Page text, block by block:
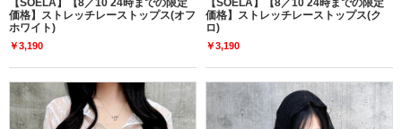
【SOELA】【8／10 24時までの限定
価格】ストレッチレーストップス(オフ
ホワイト)
￥3,190
【SOELA】【8／10 24時までの限定
価格】ストレッチレーストップス(ク
ロ)
￥3,190